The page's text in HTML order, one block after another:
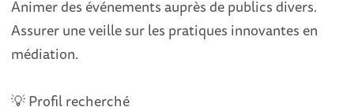
Animer des événements auprès de publics divers.
Assurer une veille sur les pratiques innovantes en
médiation.
💡 Profil recherché